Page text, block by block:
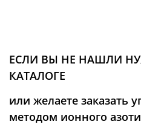
ЕСЛИ ВЫ НЕ НАШЛИ
КАТАЛОГЕ
или желаете заказать
методом ионного